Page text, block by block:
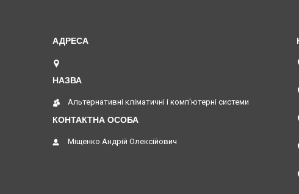
Альтернативні кліматичні і комп'ютерні системи
Міщенко Андрій Олексійович